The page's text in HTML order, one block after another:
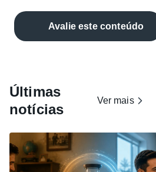
Avalie este conteúdo
Últimas
notícias
Ver mais